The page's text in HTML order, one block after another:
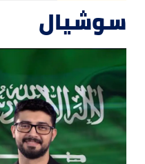
سوشيال